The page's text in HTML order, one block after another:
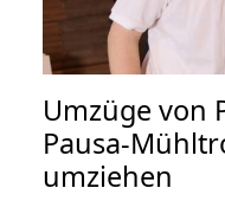
Umzüge von
Pausa-
umziehen